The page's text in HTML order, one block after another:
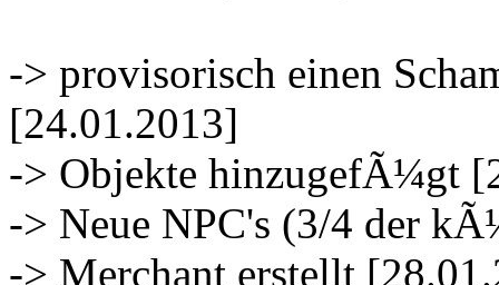
-> provisorisch einen
[24.01.2013]
-> Objekte hinzugefÃ¼gt
-> Neue NPC's (3/4 der
-> Merchant erstellt